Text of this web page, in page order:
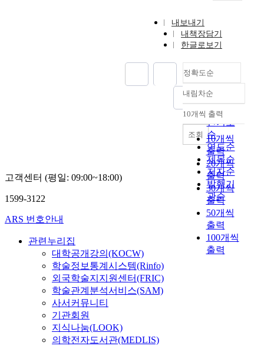
내보내기
내책장담기
한글로보기
정확도순
정확도
순
인기도
순
연도순
제목순
저자순
발행기
관순
내림차순
내림차순
10개씩 출력
10개씩
출력
20개씩
출력
30개씩
출력
50개씩
출력
100개씩
출력
조회
고객센터 (평일: 09:00~18:00)
1599-3122
ARS 번호안내
관련누리집
대학공개강의(KOCW)
학술정보통계시스템(Rinfo)
외국학술지지원센터(FRIC)
학술관계분석서비스(SAM)
사서커뮤니티
기관회원
지식나눔(LOOK)
의학전자도서관(MEDLIS)